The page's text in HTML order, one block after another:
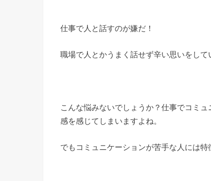
仕事で人と話すのが嫌だ！
職場で人とかうまく話せず辛い思いをして
こんな悩みないでしょうか？仕事でコミ
感を感じてしまいますよね。
でもコミュニケーションが苦手な人には